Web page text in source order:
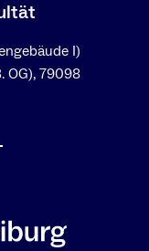
I)
OG), 79098